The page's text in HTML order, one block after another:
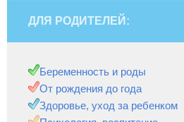
ДЛЯ РОДИТЕЛЕЙ:
Беременность и роды
От рождения до года
Здоровье, уход за ребенком